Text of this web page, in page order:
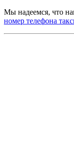
Мы надеемся, что
номер телефона